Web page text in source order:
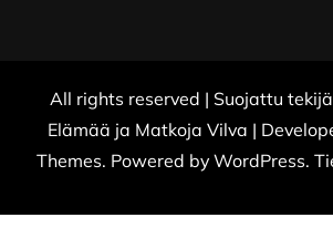
All rights reserved | Suojattu
Elämää ja Matkoja Vilva |
Themes. Powered byWordPress.